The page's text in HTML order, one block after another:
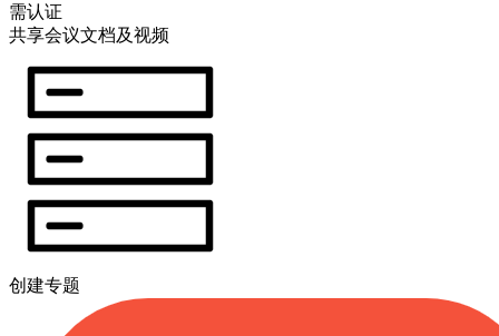
需认证
共享会议文档及视频
创建专题